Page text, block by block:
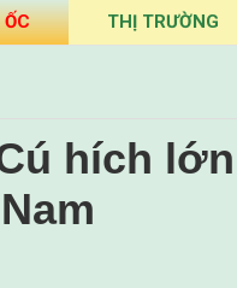
THỊ TRƯỜNG
hích lớn